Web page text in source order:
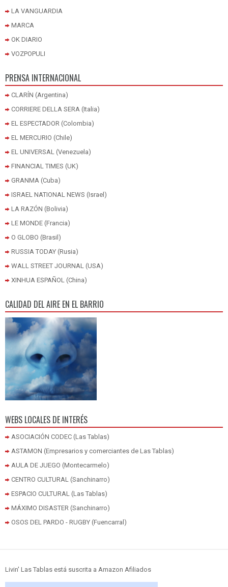
LA VANGUARDIA
MARCA
OK DIARIO
VOZPOPULI
PRENSA INTERNACIONAL
CLARÍN (Argentina)
CORRIERE DELLA SERA (Italia)
EL ESPECTADOR (Colombia)
EL MERCURIO (Chile)
EL UNIVERSAL (Venezuela)
FINANCIAL TIMES (UK)
GRANMA (Cuba)
ISRAEL NATIONAL NEWS (Israel)
LA RAZÓN (Bolivia)
LE MONDE (Francia)
O GLOBO (Brasil)
RUSSIA TODAY (Rusia)
WALL STREET JOURNAL (USA)
XINHUA ESPAÑOL (China)
CALIDAD DEL AIRE EN EL BARRIO
WEBS LOCALES DE INTERÉS
ASOCIACIÓN CODEC (Las Tablas)
ASTAMON (Empresarios y comerciantes de Las Tablas)
AULA DE JUEGO (Montecarmelo)
CENTRO CULTURAL (Sanchinarro)
ESPACIO CULTURAL (Las Tablas)
MÁXIMO DISASTER (Sanchinarro)
OSOS DEL PARDO - RUGBY (Fuencarral)
Livin' Las Tablas está suscrita a Amazon Afiliados